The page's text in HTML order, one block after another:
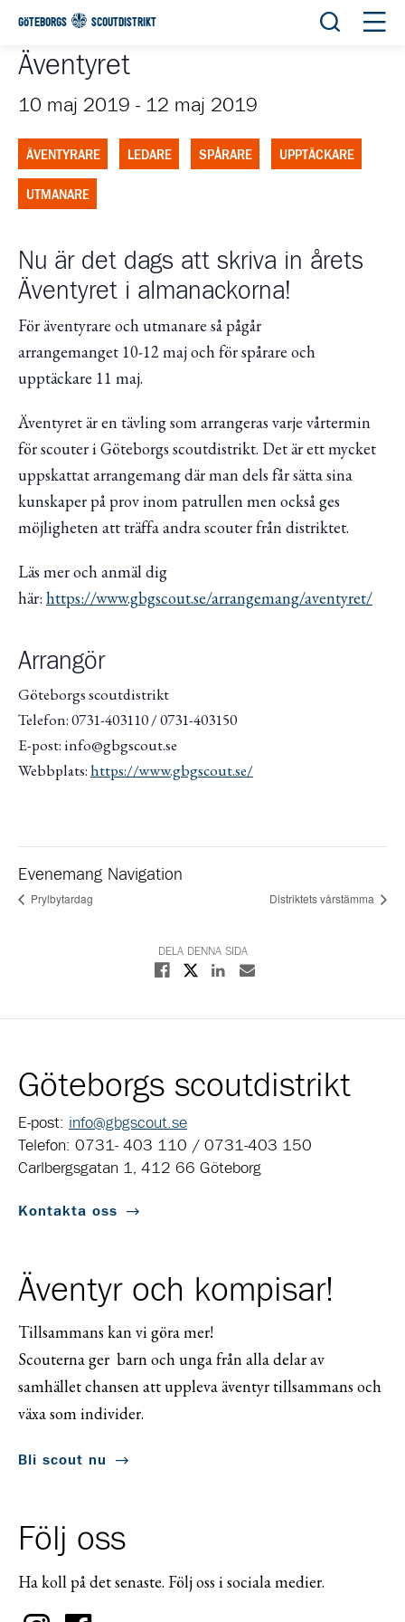
GÖTEBORGS SCOUTDISTRIKT Öppna
Äventyret
10 maj 2019 - 12 maj 2019
ÄVENTYRARE LEDARE SPÅRARE UPPTÄCKARE
UTMANARE
Nu är det dags att skriva in årets
Äventyret i almanackorna!
För äventyrare och utmanare så pågår
arrangemanget 10-12 maj och för spårare och
upptäckare 11 maj.
Äventyret är en tävling som arrangeras varje vårtermin
för scouter i Göteborgs scoutdistrikt. Det är ett mycket
uppskattat arrangemang där man dels får sätta sina
kunskaper på prov inom patrullen men också ges
möjligheten att träffa andra scouter från distriktet.
Läs mer och anmäl dig
här: https://www.gbgscout.se/arrangemang/aventyret/
Arrangör
Göteborgs scoutdistrikt
Telefon: 0731-403110 / 0731-403150
E-post: info@gbgscout.se
Webbplats:https://www.gbgscout.se/
Evenemang Navigation
Prylbytardag Distriktets vårstämma
DELA DENNA SIDA
Dela på Facebook
Dela på XDela på Linkedin
Dela med E-post
Göteborgs scoutdistrikt
E-post: info@gbgscout.se
Telefon: 0731- 403 110 / 0731-403 150
Carlbergsgatan 1, 412 66 Göteborg
Kontakta oss
Äventyr och kompisar!
Tillsammans kan vi göra mer!
Scouterna ger barn och unga från alla delar av
samhället chansen att uppleva äventyr tillsammans och
växa som individer.
Bli scout nu
Följ oss
Ha koll på det senaste. Följ oss i sociala medier.